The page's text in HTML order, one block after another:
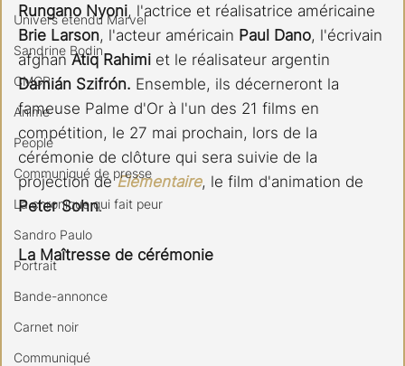
Univers étendu Marvel
Sandrine Bodin
CMCR
Anime
People
Communiqué de presse
La chronique qui fait peur
Sandro Paulo
Portrait
Bande-annonce
Carnet noir
Communiqué
Rungano Nyoni, l'actrice et réalisatrice américaine
Brie Larson, l'acteur américain Paul Dano, l'écrivain
afghan Atiq Rahimi et le réalisateur argentin
Damián Szifrón. Ensemble, ils décerneront la
fameuse Palme d'Or à l'un des 21 films en
compétition, le 27 mai prochain, lors de la
cérémonie de clôture qui sera suivie de la
projection de Elémentaire, le film d'animation de
Peter Sohn.
La Maîtresse de cérémonie